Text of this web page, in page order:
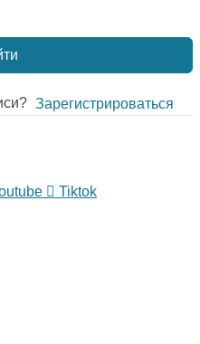
Зарегистрироваться
Tiktok